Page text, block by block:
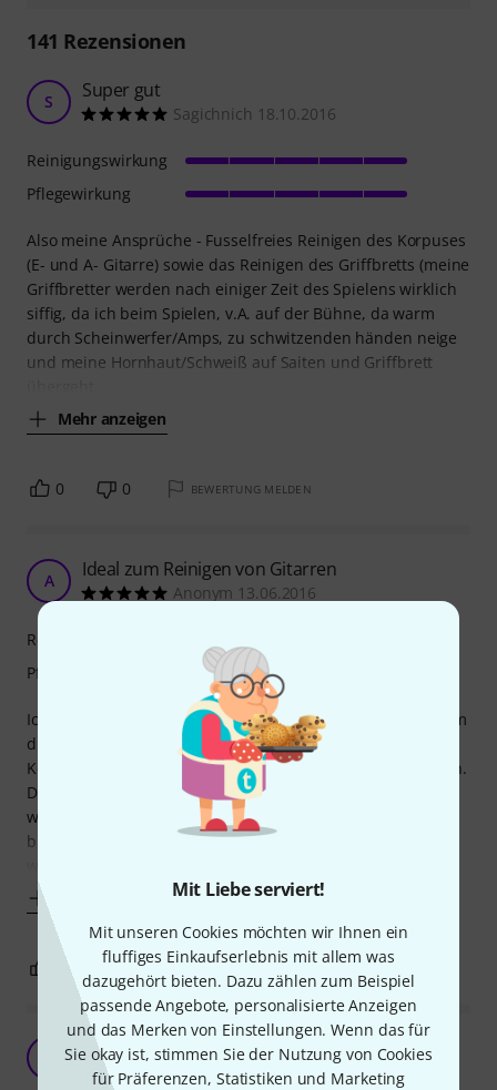
Mit Liebe serviert!
Mit unseren Cookies möchten wir Ihnen ein
fluffiges Einkaufserlebnis mit allem was
dazugehört bieten. Dazu zählen zum Beispiel
passende Angebote, personalisierte Anzeigen
und das Merken von Einstellungen. Wenn das für
Sie okay ist, stimmen Sie der Nutzung von Cookies
für Präferenzen, Statistiken und Marketing
141 Rezensionen
S Super gut
Sagichnich 18.10.2016
Also meine Ansprüche - Fusselfreies Reinigen des Korpuses
(E- und A- Gitarre) sowie das Reinigen des Griffbretts (meine
Griffbretter werden nach einiger Zeit des Spielens wirklich
siffig, da ich beim Spielen, v.A. auf der Bühne, da warm
durch Scheinwerfer/Amps, zu schwitzenden händen neige
und meine Hornhaut/Schweiß auf Saiten und Griffbrett
Mehr anzeigen
Reinigungswirkung
Pflegewirkung
0 0 BEWERTUNG MELDEN
A Ideal zum Reinigen von Gitarren
Anonym 13.06.2016
Ich verwende das Tuch nach jeder Probe und jedem Gig um
die Saiten, das Griffbrett mit den Bundstäbchen und den
Korpus von Schmutz- und Schweißrückständen zu befreien.
Dabei reinigt das Microfasertuch sehr gut, ohne dass
weitere Reinigungsmittel verwendet werden. Außerdem
bleibt es dabei fusselfrei, was bei dem Reinigungstuch,
Reinigungswirkung
Pflegewirkung
0
TriLo 30.07.2021